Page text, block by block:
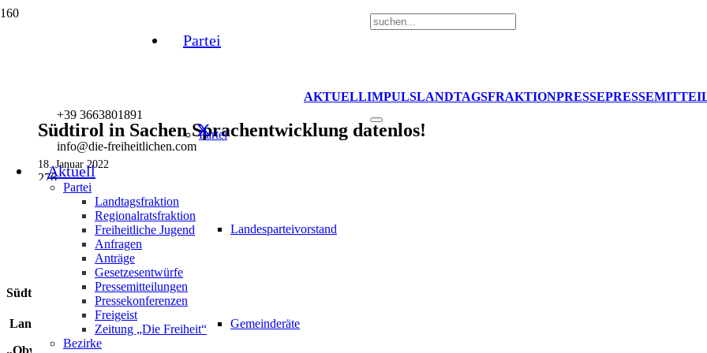
Partei
Partei
Landesparteivorstand
Gemeinderäte
+39 3663801891
info@die-freiheitlichen.com
Aktuell
Partei
Landtagsfraktion
Regionalratsfraktion
Freiheitliche Jugend
Anfragen
Anträge
Gesetzesentwürfe
Pressemitteilungen
Pressekonferenzen
Freigeist
Zeitung „Die Freiheit“
Bezirke
AKTUELLIMPULSLANDTAGSFRAKTIONPRESSE
Südtirol in Sachen Sprachentwicklung datenlos!
18. Januar 2022
276
Südtirol in Sachen Sprachentwicklung datenlos!
Landesregierung wird zum Monitoring der Landessprachen aufgefordert
„Obwohl unsere Autonomie auf dem Schutz der deutschen und ladinischen Muttersprache fußt, werden in Südtirol bis